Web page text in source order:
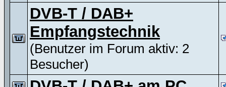
DVB-T / DAB+
Empfangstechnik
(Benutzer im Forum aktiv: 2
Besucher)